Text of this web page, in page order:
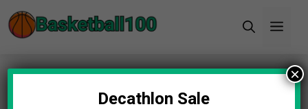
Zum
Inhalt
Startseite»Blog»Basketball Korb Mit Rollen
Test: Die 5 besten (Bestenliste)
Decathlon Sale
×